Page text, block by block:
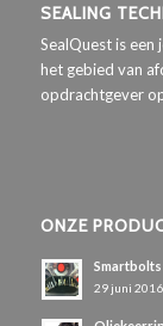
SEALING
SealQuest is een
het gebied van
opdrachtgever
ONZE
Smartbolts
29 juni